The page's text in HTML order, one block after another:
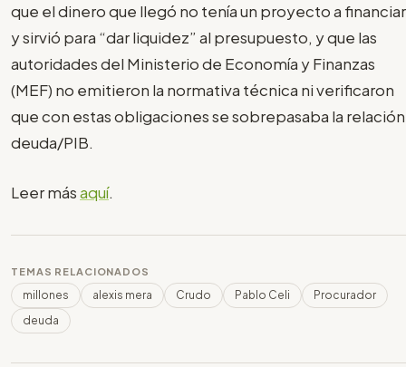
que el dinero que llegó no tenía un proyecto a financiar
y sirvió para “dar liquidez” al presupuesto, y que las
autoridades del Ministerio de Economía y Finanzas
(MEF) no emitieron la normativa técnica ni verificaron
que con estas obligaciones se sobrepasaba la relación
deuda/PIB.
Leer másaquí.
TEMAS RELACIONADOS
millones alexis mera Crudo Pablo Celi
Procurador
deuda